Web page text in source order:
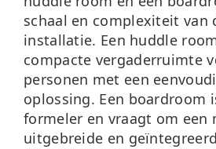
schaal en complexiteit van
installatie. Een huddle
compacte vergaderruimte
personen met een
oplossing. Een boardroom
formeler en vraagt om een
uitgebreide en